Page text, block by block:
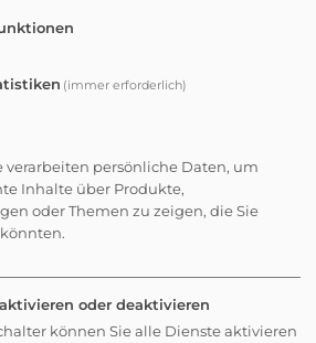
kostenlos sichern
gelegentlich E-Mails von
Abmeldung jederzeit möglich.
übertragen gemäß deren
(immer erforderlich)
verarbeiten persönliche Daten, um
Inhalte über Produkte,
oder Themen zu zeigen, die Sie
oder deaktivieren
können Sie alle Dienste aktivieren